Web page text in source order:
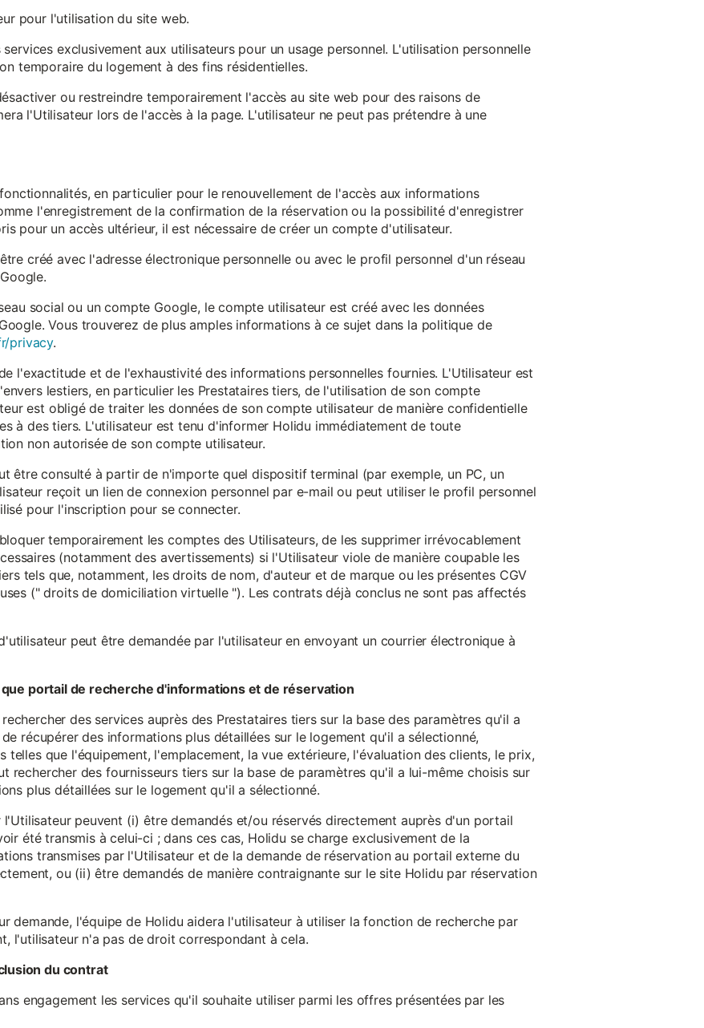
pour l'utilisation du site web.
exclusivement aux utilisateurs pour un usage personnel. L'utilisation personnelle
temporaire du logement à des fins résidentielles.
ou restreindre temporairement l'accès au site web pour des raisons de
l'Utilisateur lors de l'accès à la page. L'utilisateur ne peut pas prétendre à une
en particulier pour le renouvellement de l'accès aux informations
l'enregistrement de la confirmation de la réservation ou la possibilité d'enregistrer
pour un accès ultérieur, il est nécessaire de créer un compte d'utilisateur.
créé avec l'adresse électronique personnelle ou avec le profil personnel d'un réseau
social ou un compte Google, le compte utilisateur est créé avec les données
Vous trouverez de plus amples informations à ce sujet dans la politique de
privacy.
l'exactitude et de l'exhaustivité des informations personnelles fournies. L'Utilisateur est
lestiers, en particulier les Prestataires tiers, de l'utilisation de son compte
est obligé de traiter les données de son compte utilisateur de manière confidentielle
à des tiers. L'utilisateur est tenu d'informer Holidu immédiatement de toute
non autorisée de son compte utilisateur.
être consulté à partir de n'importe quel dispositif terminal (par exemple, un PC, un
reçoit un lien de connexion personnel par e-mail ou peut utiliser le profil personnel
pour l'inscription pour se connecter.
temporairement les comptes des Utilisateurs, de les supprimer irrévocablement
(notamment des avertissements) si l'Utilisateur viole de manière coupable les
tels que, notamment, les droits de nom, d'auteur et de marque ou les présentes CGV
(" droits de domiciliation virtuelle "). Les contrats déjà conclus ne sont pas affectés
peut être demandée par l'utilisateur en envoyant un courrier électronique à
portail de recherche d'informations et de réservation
des services auprès des Prestataires tiers sur la base des paramètres qu'il a
récupérer des informations plus détaillées sur le logement qu'il a sélectionné,
telles que l'équipement, l'emplacement, la vue extérieure, l'évaluation des clients, le prix,
rechercher des fournisseurs tiers sur la base de paramètres qu'il a lui-même choisis sur
plus détaillées sur le logement qu'il a sélectionné.
l'Utilisateur peuvent (i) être demandés et/ou réservés directement auprès d'un portail
été transmis à celui-ci ; dans ces cas, Holidu se charge exclusivement de la
transmises par l'Utilisateur et de la demande de réservation au portail externe du
ou (ii) être demandés de manière contraignante sur le site Holidu par réservation
demande, l'équipe de Holidu aidera l'utilisateur à utiliser la fonction de recherche par
l'utilisateur n'a pas de droit correspondant à cela.
du contrat
engagement les services qu'il souhaite utiliser parmi les offres présentées par les